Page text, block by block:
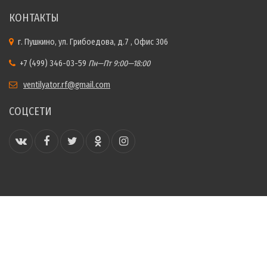
КОНТАКТЫ
г. Пушкино, ул. Грибоедова, д.7 , Офис 306
+7 (499) 346-03-59 Пн—Пт 9:00—18:00
ventilyator.rf@gmail.com
СОЦСЕТИ